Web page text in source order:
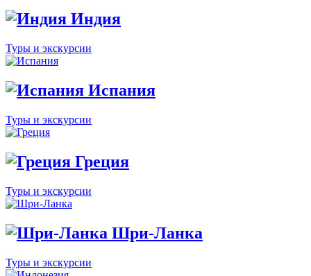
Индия
Туры и экскурсии
Испания
Туры и экскурсии
Греция
Туры и экскурсии
Шри-Ланка
Туры и экскурсии